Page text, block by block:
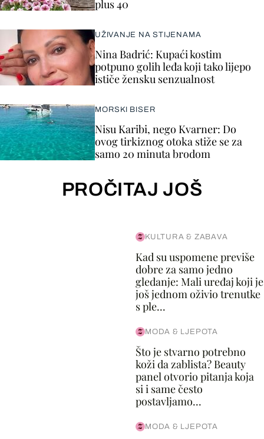
plus 40
UŽIVANJE NA STIJENAMA
Nina Badrić: Kupaći kostim
potpuno golih leđa koji tako lijepo
ističe žensku senzualnost
MORSKI BISER
Nisu Karibi, nego Kvarner: Do
ovog tirkiznog otoka stiže se za
samo 20 minuta brodom
PROČITAJ JOŠ
KULTURA & ZABAVA
Kad su uspomene previše
dobre za samo jedno
gledanje: Mali uređaj koji je
još jednom oživio trenutke
s ple...
MODA & LJEPOTA
Što je stvarno potrebno
koži da zablista? Beauty
panel otvorio pitanja koja
si i same često
postavljamo...
MODA & LJEPOTA